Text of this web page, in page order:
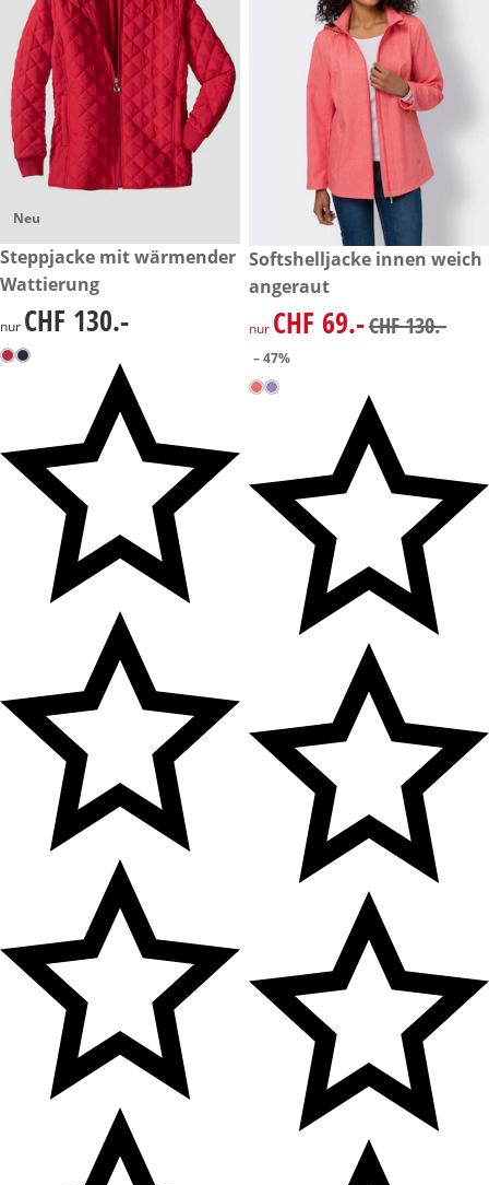
Neu
CHF 130.-
Steppjacke mit wärmender
Wattierung
CHF 130.-
nur CHF 130.-
reduzierter Preis CHF 69.-,
-47%
Softshelljacke innen weich
angeraut
reduzierter Preis CHF 69.-,
nur CHF 69.-CHF 130.-
– 47%